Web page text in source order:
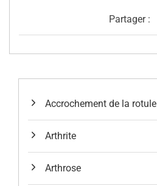
Partager :
Accrochement de la rotule
Arthrite
Arthrose